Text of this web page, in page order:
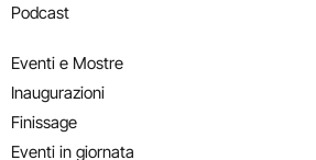
Podcast
Eventi e Mostre
Inaugurazioni
Finissage
Eventi in giornata